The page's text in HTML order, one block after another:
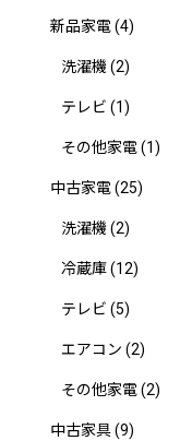
新品家電(4)
洗濯機 (2)
テレビ (1)
その他家電(1)
中古家電(25)
洗濯機 (2)
冷蔵庫(12)
テレビ (5)
エアコン (2)
その他家電(2)
中古家具(9)